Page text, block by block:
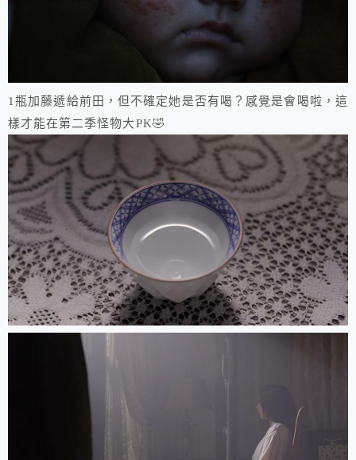
1瓶加藤遞給前田，但不確定她是否有喝？感覺是會喝啦，這
樣才能在第二季怪物大PK🤣